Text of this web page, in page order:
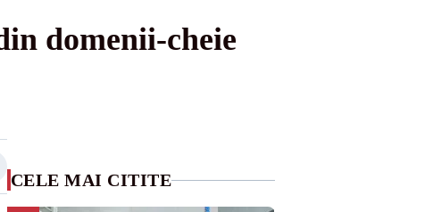
domenii-cheie
CELE MAI CITITE